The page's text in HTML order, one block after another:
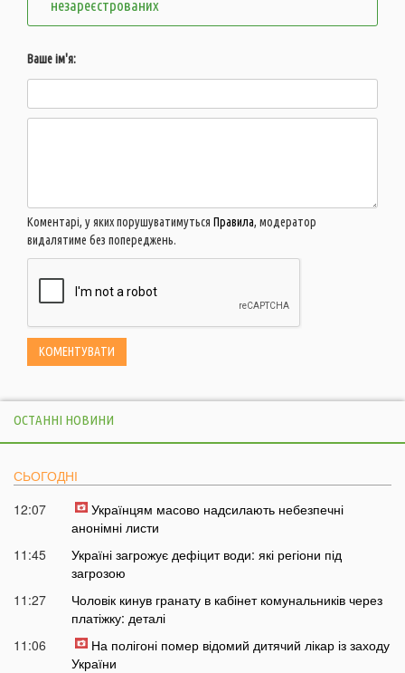
незареєстрованих
Ваше ім'я:
Коментарі, у яких порушуватимуться Правила, модератор
видалятиме без попереджень.
ОСТАННІ НОВИНИ
СЬОГОДНІ
12:07
Українцям масово надсилають небезпечні
анонімні листи
11:45
Україні загрожує дефіцит води: які регіони під
загрозою
11:27
Чоловік кинув гранату в кабінет комунальників через
платіжку: деталі
11:06
На полігоні помер відомий дитячий лікар із заходу
України